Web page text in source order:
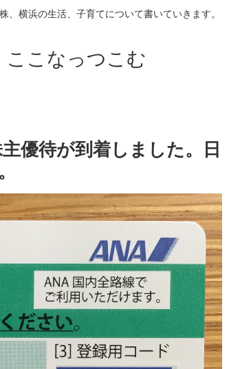
、横浜の生活、子育てについて書いていきます。
ここなっつこむ
優待が到着しました。日